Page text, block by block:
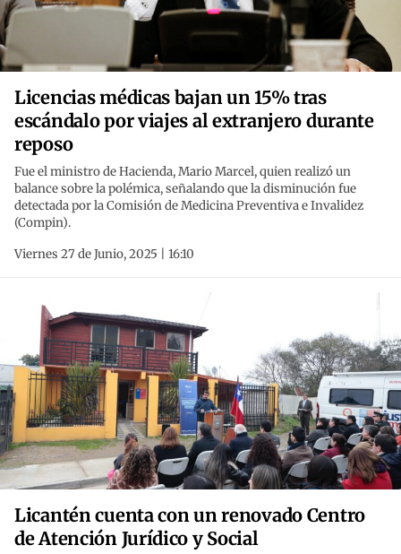
Licencias médicas bajan un 15% tras
escándalo por viajes al extranjero durante
reposo
Fue el ministro de Hacienda, Mario Marcel, quien realizó un
balance sobre la polémica, señalando que la disminución fue
detectada por la Comisión de Medicina Preventiva e Invalidez
(Compin).
Viernes 27 de Junio, 2025 | 16:10
Licantén cuenta con un renovado Centro
de Atención Jurídico y Social